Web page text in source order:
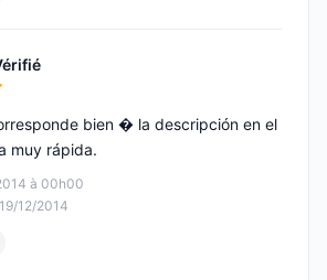
à 00h00
12/2014
bien � la descripción en el
muy rápida.